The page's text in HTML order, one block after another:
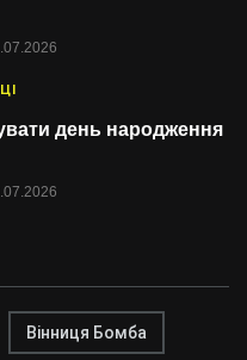
день народження
Вінниця Бомба